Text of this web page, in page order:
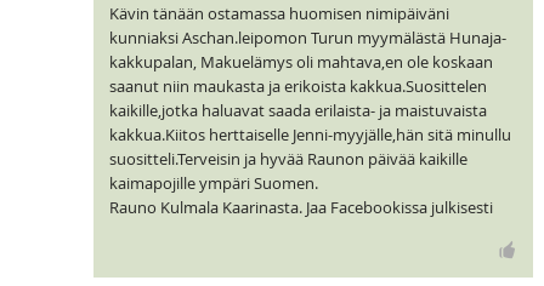
Kävin tänään ostamassa huomisen nimipäiväni
kunniaksi Aschan.leipomon Turun myymälästä Hunaja-
kakkupalan, Makuelämys oli mahtava,en ole koskaan
saanut niin maukasta ja erikoista kakkua.Suosittelen
kaikille,jotka haluavat saada erilaista- ja maistuvaista
kakkua.Kiitos herttaiselle Jenni-myyjälle,hän sitä minullu
suositteli.Terveisin ja hyvää Raunon päivää kaikille
kaimapojille ympäri Suomen.
Rauno Kulmala Kaarinasta. Jaa Facebookissa julkisesti